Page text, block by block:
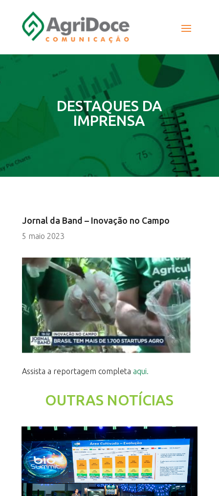
DESTAQUES DA
IMPRENSA
Jornal da Band – Inovação no Campo
5 maio 2023
Assista a reportagem completa aqui.
OUTRAS NOTÍCIAS